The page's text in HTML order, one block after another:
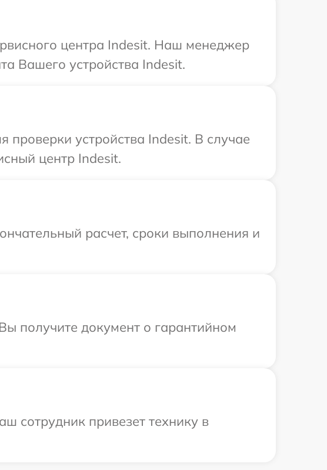
центра Indesit. Наш менеджер
Вашего устройства Indesit.
устройства Indesit. В случае
центр Indesit.
расчет, сроки выполнения и
получите документ о гарантийном
сотрудник привезет технику в